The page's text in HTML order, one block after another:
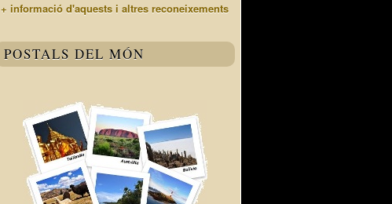
+ informació d'aquests i altres reconeixements
POSTALS DEL MÓN